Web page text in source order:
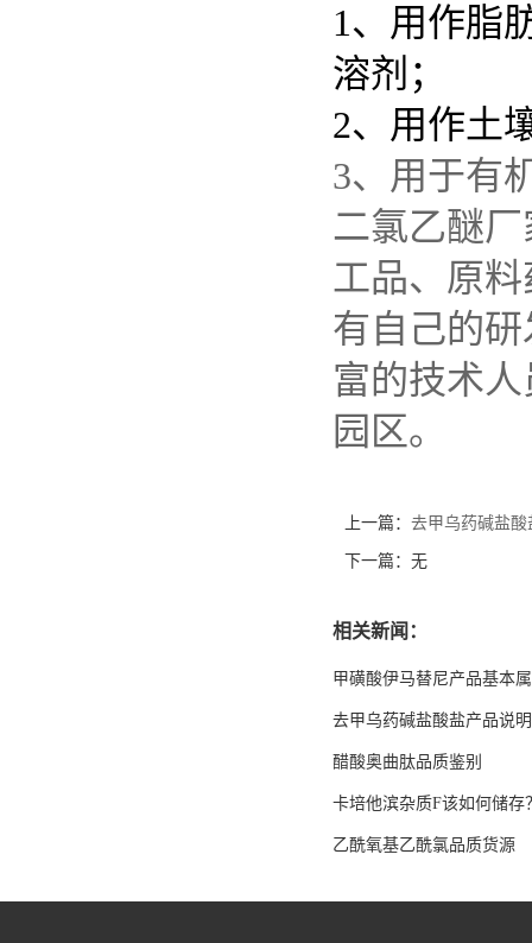
1、用作脂
溶剂；
2、用作土
3、用于有
二氯乙醚
工品、原
有自己的
富的技术
园区。
上一篇： 去甲乌药碱盐酸
下一篇：无
相关新闻：
甲磺酸伊马替尼产品基本
去甲乌药碱盐酸盐产品说明
醋酸奥曲肽品质鉴别
卡培他滨杂质F该如何储存
乙酰氧基乙酰氯品质货源